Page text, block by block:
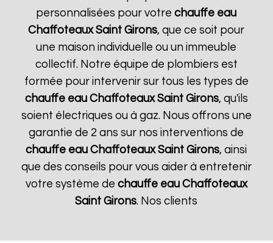
personnalisées pour votrechauffe eau
Chaffoteaux Saint Girons, que ce soit pour
une maison individuelle ou un immeuble
collectif. Notre équipe de plombiers est
formée pour intervenir sur tous les types de
chauffe eau Chaffoteaux Saint Girons, qu'ils
soient électriques ou à gaz. Nous offrons une
garantie de 2 ans sur nos interventions de
chauffe eau Chaffoteaux Saint Girons, ainsi
que des conseils pour vous aider à entretenir
votre système de chauffe eau Chaffoteaux
Saint Girons. Nos clients